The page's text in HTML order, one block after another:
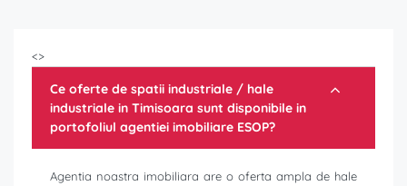
<>
Ce oferte de spatii industriale / hale
industriale in Timisoara sunt disponibile in
portofoliul agentiei imobiliare ESOP?
Agentia noastra imobiliara are o oferta ampla de hale